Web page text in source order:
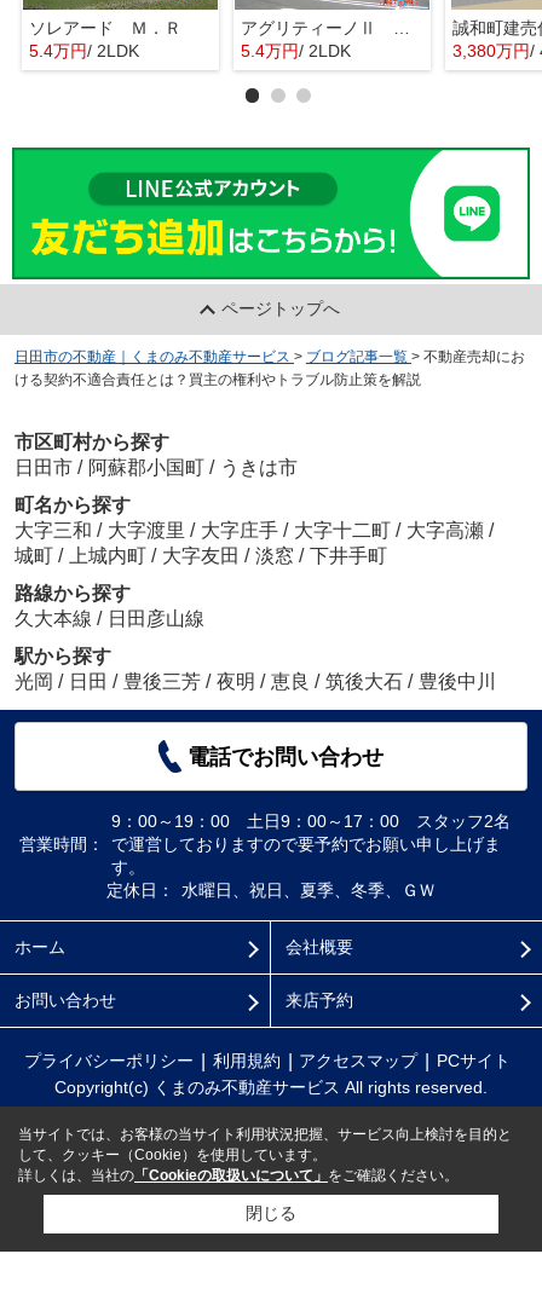
ソレアード Ｍ．Ｒ
5.4万円/ 2LDK
アグリティーノⅡ Ｂ棟
5.4万円/ 2LDK
誠和町建売
3,380万円/
ページトップへ
日田市の不動産｜くまのみ不動産サービス > ブログ記事一覧 > 不動産売却にお
ける契約不適合責任とは？買主の権利やトラブル防止策を解説
市区町村から探す
日田市 / 阿蘇郡小国町 / うきは市
町名から探す
大字三和 / 大字渡里 / 大字庄手 / 大字十二町 / 大字高瀬 /
城町 / 上城内町 / 大字友田 / 淡窓 / 下井手町
路線から探す
久大本線 / 日田彦山線
駅から探す
光岡 / 日田 / 豊後三芳 / 夜明 / 恵良 / 筑後大石 / 豊後中川
電話でお問い合わせ
営業時間：
9：00～19：00 土日9：00～17：00 スタッフ2名
で運営しておりますので要予約でお願い申し上げま
す。
定休日：
水曜日、祝日、夏季、冬季、ＧＷ
ホーム 会社概要
お問い合わせ 来店予約
プライバシーポリシー 利用規約 アクセスマップ
PCサイト
Copyright(c) くまのみ不動産サービス All rights reserved.
当サイトでは、お客様の当サイト利用状況把握、サービス向上検討を目的と
して、クッキー（Cookie）を使用しています。
詳しくは、当社の 「Cookieの取扱いについて」 をご確認ください。
閉じる